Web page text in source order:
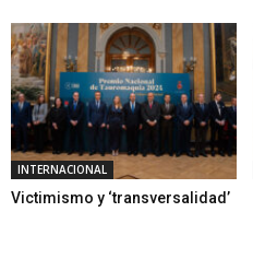
INTERNACIONAL
Victimismo y ‘transversalidad’